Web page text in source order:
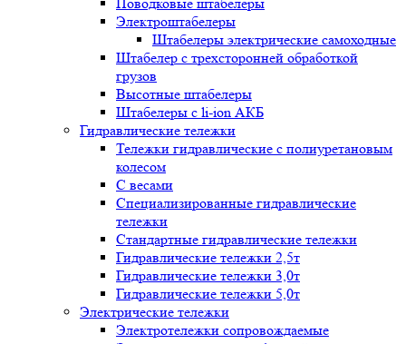
Электроштабелеры
Штабелеры электрические самоходные
Штабелер с трехсторонней обработкой
грузов
Высотные штабелеры
Штабелеры с li-ion АКБ
Гидравлические тележки
Тележки гидравлические с полиуретановым
колесом
С весами
Специализированные гидравлические
тележки
Стандартные гидравлические тележки
Гидравлические тележки 2,5т
Гидравлические тележки 3,0т
Гидравлические тележки 5,0т
Электрические тележки
Электротележки сопровождаемые